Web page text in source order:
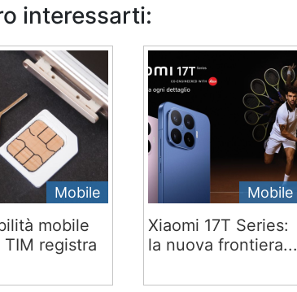
interessarti:
Mobile
mobile
registra
Mobile
Xiaomi 17T Series:
la nuova frontiera...